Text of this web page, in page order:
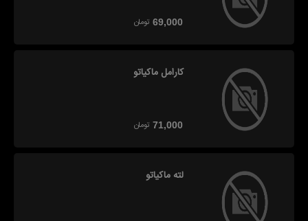
69,000 تومان
کارامل ماکیاتو
71,000 تومان
لته ماکیاتو